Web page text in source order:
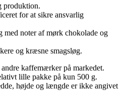
produktion.
for at sikre ansvarlig
med noter af mørk chokolade og
og kræsne smagsløg.
kaffemærker på markedet.
lille pakke på kun 500 g.
højde og længde er ikke angivet